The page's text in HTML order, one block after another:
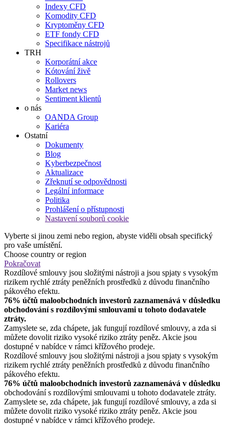
Indexy CFD
Komodity CFD
Kryptoměny CFD
ETF fondy CFD
Specifikace nástrojů
TRH
Korporátní akce
Kótování živě
Rollovers
Market news
Sentiment klientů
o nás
OANDA Group
Kariéra
Ostatní
Dokumenty
Blog
Kyberbezpečnost
Aktualizace
Zřeknutí se odpovědnosti
Legální informace
Politika
Prohlášení o přístupnosti
Nastavení souborů cookie
Vyberte si jinou zemi nebo region, abyste viděli obsah specifický
pro vaše umístění.
Choose country or region
Pokračovat
Rozdílové smlouvy jsou složitými nástroji a jsou spjaty s vysokým
rizikem rychlé ztráty peněžních prostředků z důvodu finančního
pákového efektu.
76% účtů maloobchodních investorů zaznamenává v důsledku
obchodování s rozdílovými smlouvami u tohoto dodavatele
ztráty.
Zamyslete se, zda chápete, jak fungují rozdílové smlouvy, a zda si
můžete dovolit riziko vysoké riziko ztráty peněz. Akcie jsou
dostupné v nabídce v rámci křížového prodeje.
Rozdílové smlouvy jsou složitými nástroji a jsou spjaty s vysokým
rizikem rychlé ztráty peněžních prostředků z důvodu finančního
pákového efektu.
76% účtů maloobchodních investorů zaznamenává v důsledku
obchodování s rozdílovými smlouvami u tohoto dodavatele ztráty.
Zamyslete se, zda chápete, jak fungují rozdílové smlouvy, a zda si
můžete dovolit riziko vysoké riziko ztráty peněz. Akcie jsou
dostupné v nabídce v rámci křížového prodeje.